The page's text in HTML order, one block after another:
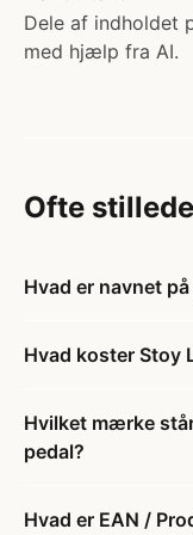
Dele af indholdet
med hjælp fra AI.
Ofte
Hvad er navnet
Hvad koster Stoy
Hvilket mærke
pedal?
Hvad er EAN /